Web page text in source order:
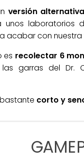
versión alternativa
unos laboratorios
acabar con nuestra
es recolectar 6
garras del Dr.
corto y